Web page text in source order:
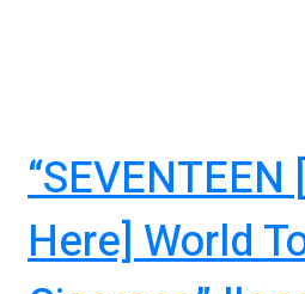
Here] World